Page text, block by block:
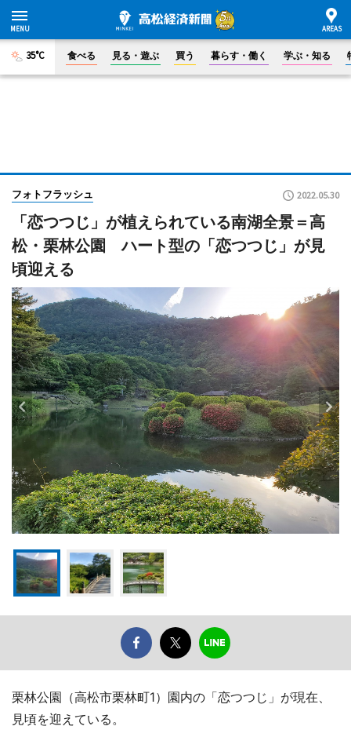
35°C 食べる 見る・遊ぶ 買う 暮らす・働く 学ぶ・知る
フォトフラッシュ 2022.05.30
「恋つつじ」が植えられている南湖全景＝高
松・栗林公園 ハート型の「恋つつじ」が見
頃迎える
栗林公園（高松市栗林町1）園内の「恋つつじ」が現在、
見頃を迎えている。